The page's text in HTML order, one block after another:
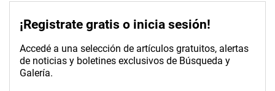
¡Registrate gratis o inicia sesión!
Accedé a una selección de artículos gratuitos, alertas
de noticias y boletines exclusivos de Búsqueda y
Galería.